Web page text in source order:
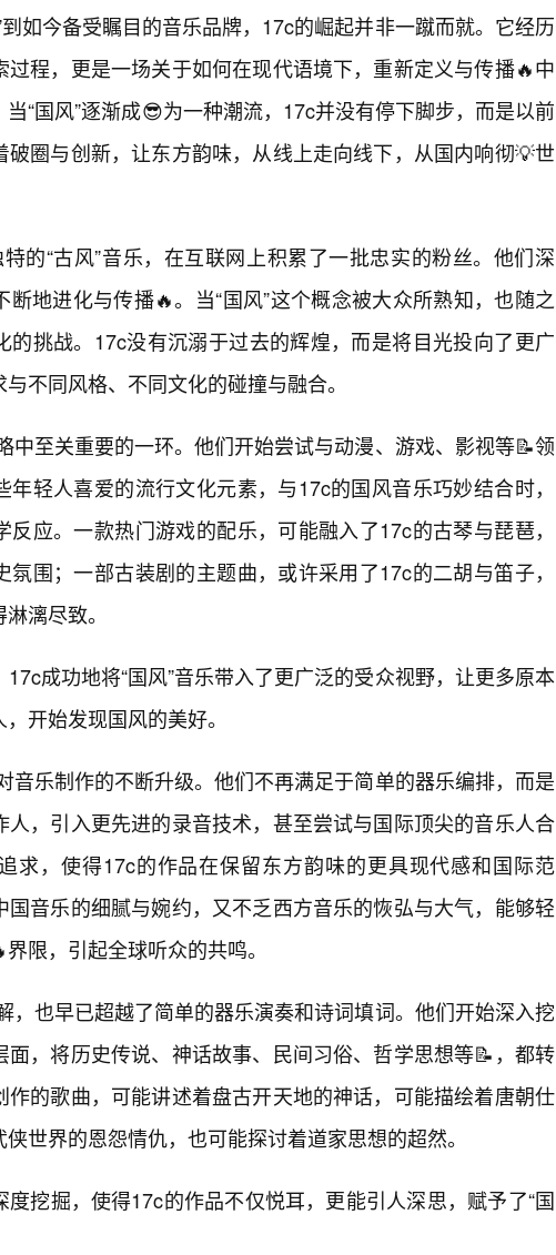
如今备受瞩目的音乐品牌，17c的崛起并非一蹴而就。它经历
过程，更是一场关于如何在现代语境下，重新定义与传播🔥中
“国风”逐渐成😎为一种潮流，17c并没有停下脚步，而是以前
破圈与创新，让东方韵味，从线上走向线下，从国内响彻💡世
的“古风”音乐，在互联网上积累了一批忠实的粉丝。他们深
地进化与传播🔥。当“国风”这个概念被大众所熟知，也随之
的挑战。17c没有沉溺于过去的辉煌，而是将目光投向了更广
不同风格、不同文化的碰撞与融合。
中至关重要的一环。他们开始尝试与动漫、游戏、影视等📝领
轻人喜爱的流行文化元素，与17c的国风音乐巧妙结合时，
应。一款热门游戏的配乐，可能融入了17c的古琴与琵琶，
围；一部古装剧的主题曲，或许采用了17c的二胡与笛子，
漓尽致。
成功地将“国风”音乐带入了更广泛的受众视野，让更多原本
开始发现国风的美好。
音乐制作的不断升级。他们不再满足于简单的器乐编排，而是
人，引入更先进的录音技术，甚至尝试与国际顶尖的音乐人合
求，使得17c的作品在保留东方韵味的更具现代感和国际范
国音乐的细腻与婉约，又不乏西方音乐的恢弘与大气，能够轻
限，引起全球听众的共鸣。
，也早已超越了简单的器乐演奏和诗词填词。他们开始深入挖
，将历史传说、神话故事、民间习俗、哲学思想等📝，都转
作的歌曲，可能讲述着盘古开天地的神话，可能描绘着唐朝仕
世界的恩怨情仇，也可能探讨着道家思想的超然。
挖掘，使得17c的作品不仅悦耳，更能引人深思，赋予了“国